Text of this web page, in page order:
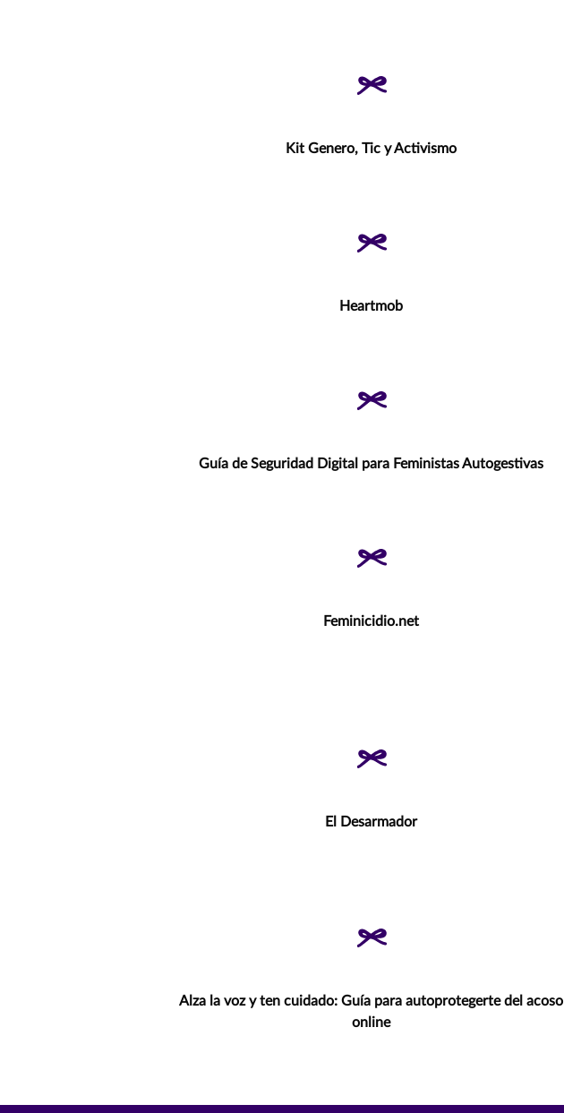
Kit Genero, Tic y Activismo
Heartmob
Guía de Seguridad Digital para Feministas Autogestivas
Feminicidio.net
El Desarmador
Alza la voz y ten cuidado: Guía para autoprotegerte del acoso
online